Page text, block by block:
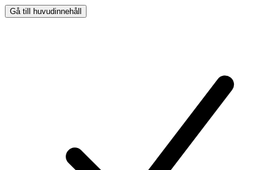
Gå till huvudinnehåll